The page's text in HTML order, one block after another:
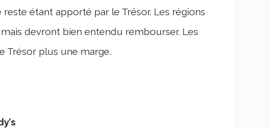
étant apporté par le Trésor. Les régions
mais devront bien entendu rembourser. Les
Trésor plus une marge.